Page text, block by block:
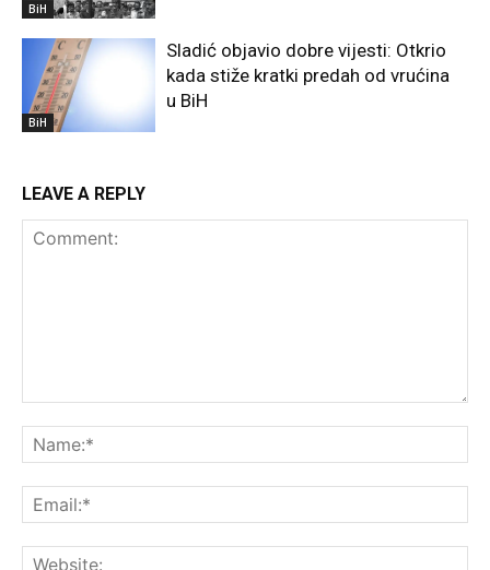
BiH
BiH
Sladić objavio dobre vijesti: Otkrio
kada stiže kratki predah od vrućina
u BiH
LEAVE A REPLY